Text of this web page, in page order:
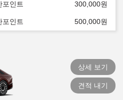
포인트 300,000원
포인트 500,000원
상세 보기
견적 내기